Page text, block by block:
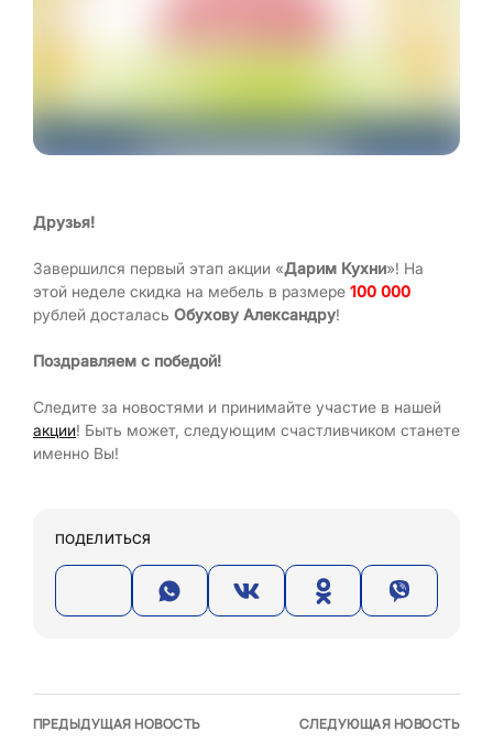
Друзья!
Завершился первый этап акции «Дарим Кухни»! На
этой неделе скидка на мебель в размере 100 000
рублей досталась Обухову Александру!
Поздравляем с победой!
Следите за новостями и принимайте участие в нашей
акции! Быть может, следующим счастливчиком станете
именно Вы!
ПОДЕЛИТЬСЯ
ПРЕДЫДУЩАЯ НОВОСТЬ СЛЕДУЮЩАЯ НОВОСТЬ